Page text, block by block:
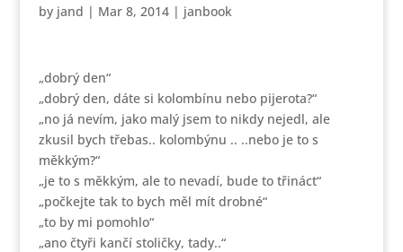
by jand | Mar 8, 2014| janbook
„dobrý den“
„dobrý den, dáte si kolombínu nebo pijerota?“
„no já nevím, jako malý jsem to nikdy nejedl, ale
zkusil bych třebas.. kolombýnu .. ..nebo je to s
měkkým?“
„je to s měkkým, ale to nevadí, bude to třináct“
„počkejte tak to bych měl mít drobné“
„to by mi pomohlo“
„ano čtyři kančí stoličky, tady..“